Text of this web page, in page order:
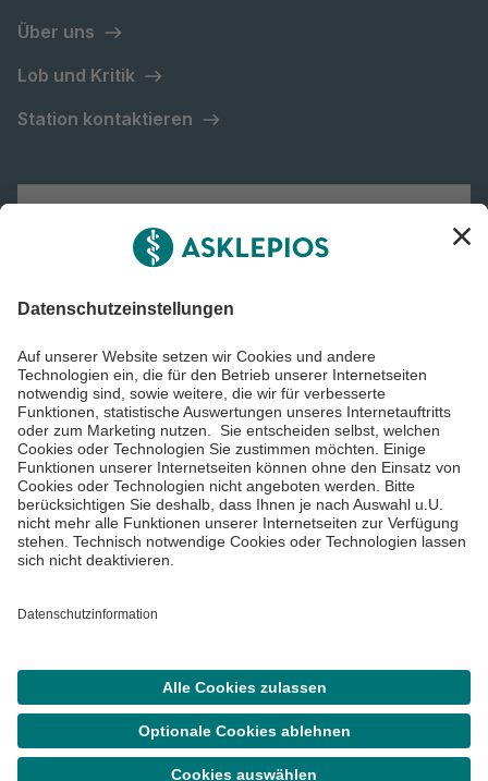
Über uns
Lob und Kritik
Station kontaktieren
Asklepios Gruppe
Impressum
©Asklepios Kliniken GmbH & Co. KGaA 2026